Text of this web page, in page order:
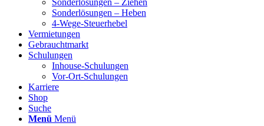
Sonderlösungen – Ziehen
Sonderlösungen – Heben
4-Wege-Steuerhebel
Vermietungen
Gebrauchtmarkt
Schulungen
Inhouse-Schulungen
Vor-Ort-Schulungen
Karriere
Shop
Suche
Menü Menü